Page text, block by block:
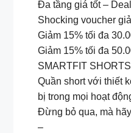
Đa tầng giá tốt –
Shocking voucher
Giảm 15% tối đa
Giảm 15% tối đa
SMARTFIT
Quần short với thiết
bị trong mọi hoạt
Đừng bỏ qua, mà
–